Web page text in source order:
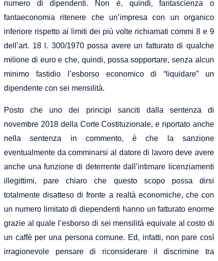
numero di dipendenti. Non è, quindi, fantascienza o
fantaeconomia ritenere che un’impresa con un organico
inferiore rispetto ai limiti dei più volte richiamati commi 8 e 9
dell’art. 18 l. 300/1970 possa avere un fatturato di qualche
milione di euro e che, quindi, possa sopportare, senza alcun
minimo fastidio l’esborso economico di “liquidare” un
dipendente con sei mensilità.
Posto che uno dei principi sanciti dalla sentenza di
novembre 2018 della Corte Costituzionale, e riportato anche
nella sentenza in commento, è che la sanzione
eventualmente da comminarsi al datore di lavoro deve avere
anche una funzione di deterrente dall’intimare licenziamenti
illegittimi, pare chiaro che questo scopo possa dirsi
totalmente disatteso di fronte a realtà economiche, che con
un numero limitato di diependenti hanno un fatturato enorme
grazie al quale l’esborso di sei mensilità equivale al costo di
un caffè per una persona comune. Ed, infatti, non pare così
irragionevole pensare di riconsiderare il discrimine tra